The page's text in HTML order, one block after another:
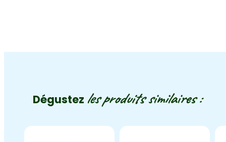
Dégustez les produits similaires :